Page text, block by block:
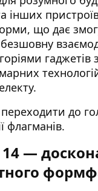
інших
що дає
гаджетів
до
флагманів.
—